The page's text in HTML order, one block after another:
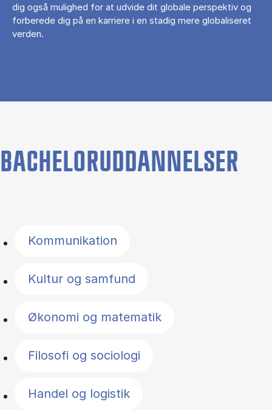
dig også mulighed for at udvide dit globale perspektiv og
forberede dig på en karriere i en stadig mere globaliseret
verden.
BACHELORUDDANNELSER
Kommunikation
Kultur og samfund
Økonomi og matematik
Filosofi og sociologi
Handel og logistik